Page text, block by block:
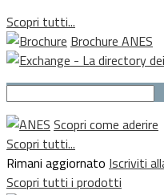
Scopri tutti...
Brochure ANES
Scopri come aderire
Scopri tutti...
Rimani aggiornato Iscriviti
Scopri tutti i prodotti